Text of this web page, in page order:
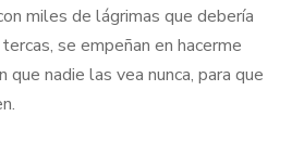
miles de lágrimas que debería
se empeñan en hacerme
que nadie las vea nunca, para que